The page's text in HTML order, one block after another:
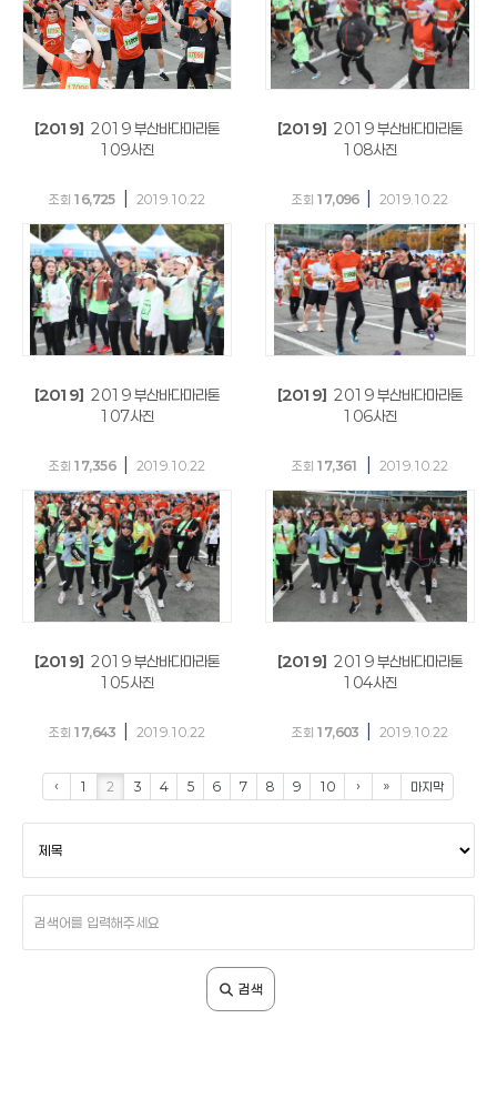
[2019] 2019 부산바다마라톤
109사진
조회 16,725 2019.10.22
[2019] 2019 부산바다마라톤
108사진
조회 17,096 2019.10.22
[2019] 2019 부산바다마라톤
107사진
조회 17,356 2019.10.22
[2019] 2019 부산바다마라톤
106사진
조회 17,361 2019.10.22
[2019] 2019 부산바다마라톤
105사진
조회 17,643 2019.10.22
[2019] 2019 부산바다마라톤
104사진
조회 17,603 2019.10.22
‹ 1 2 3 4 5 6 7 8 9 10 › » 마지막
조
어
력
검색